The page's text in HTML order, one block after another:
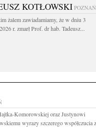
KOTŁOWSKI POZNAŃ
żalem zawiadamiamy, że w dniu 3
r. zmarł Prof. dr hab. Tadeusz...
Komorowskiej oraz Justynowi
wyrazy szczerego współczucia